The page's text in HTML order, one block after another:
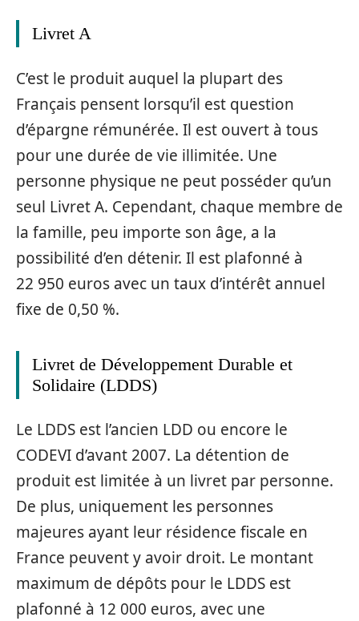
Livret A
C’est le produit auquel la plupart des
Français pensent lorsqu’il est question
d’épargne rémunérée. Il est ouvert à tous
pour une durée de vie illimitée. Une
personne physique ne peut posséder qu’un
seul Livret A. Cependant, chaque membre de
la famille, peu importe son âge, a la
possibilité d’en détenir. Il est plafonné à
22 950 euros avec un taux d’intérêt annuel
fixe de 0,50 %.
Livret de Développement Durable et
Solidaire (LDDS)
Le LDDS est l’ancien LDD ou encore le
CODEVI d’avant 2007. La détention de
produit est limitée à un livret par personne.
De plus, uniquement les personnes
majeures ayant leur résidence fiscale en
France peuvent y avoir droit. Le montant
maximum de dépôts pour le LDDS est
plafonné à 12 000 euros, avec une